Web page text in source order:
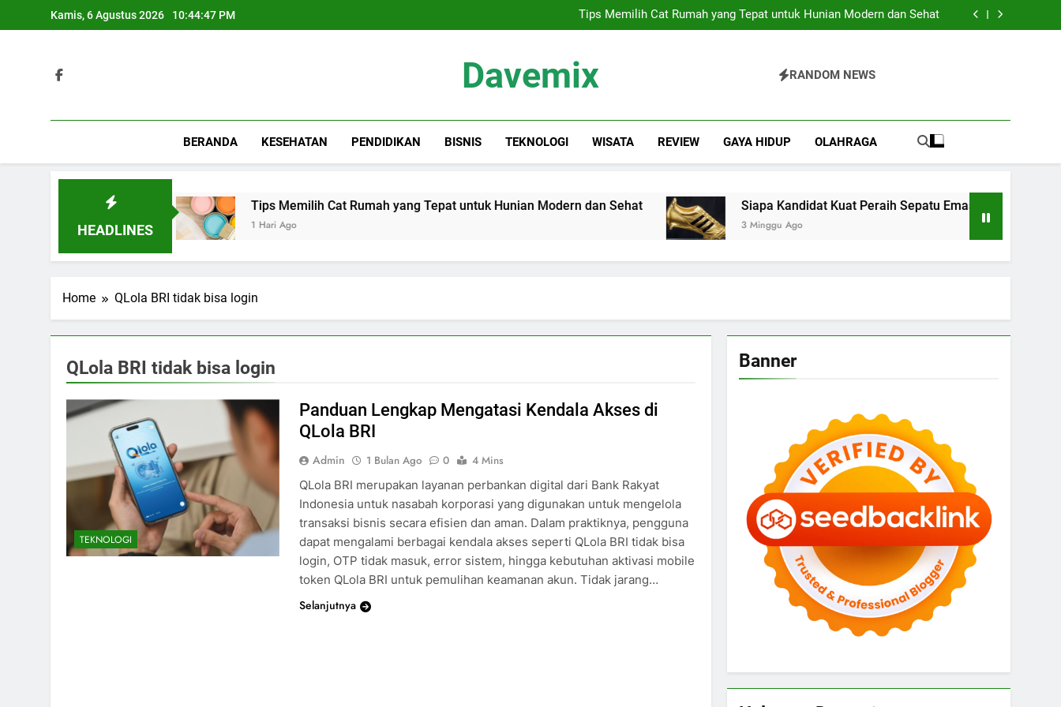
to
Kamis, 6 Agustus 2026 10:44:47 PM
Tips Memilih Cat Rumah yang Tepat untuk Hunian Modern dan Sehat
Siapa Kandidat Kuat Peraih Sepatu Emas Piala Dunia 2026?
Tips Memilih Cat Rumah yang Tepat untuk Hunian Modern dan Sehat
Siapa Kandidat Kuat Peraih Sepatu Emas Piala Dunia 2026?
Davemix RANDOM NEWS
BERANDA KESEHATAN PENDIDIKAN BISNIS TEKNOLOGI WISATA REVIEW GAYA HIDUP OLAHRAGA
HEADLINES
Acara Spesial Tips Memilih Cat Rumah yang Tepat untuk Hunian Modern dan Sehat
1 Hari Ago
Siapa Kandidat Kuat Peraih Sepatu Emas Piala Dunia 2026?
3 Minggu Ago
Home QLola BRI tidak bisa login
QLola BRI tidak bisa login
TEKNOLOGI
Panduan Lengkap Mengatasi Kendala Akses di
QLola BRI
Admin 1 Bulan Ago 0
4 Mins
QLola BRI merupakan layanan perbankan digital dari Bank Rakyat
Indonesia untuk nasabah korporasi yang digunakan untuk mengelola
transaksi bisnis secara efisien dan aman. Dalam praktiknya, pengguna
dapat mengalami berbagai kendala akses seperti QLola BRI tidak bisa
login, OTP tidak masuk, error sistem, hingga kebutuhan aktivasi mobile
token QLola BRI untuk pemulihan keamanan akun. Tidak jarang…
Selanjutnya
Banner